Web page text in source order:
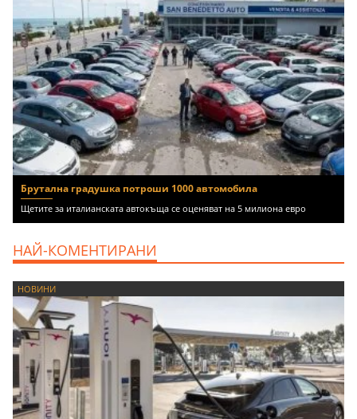
Брутална градушка потроши 1000 автомобила
Щетите за италианската автокъща се оценяват на 5 милиона евро
НАЙ-КОМЕНТИРАНИ
НОВИНИ